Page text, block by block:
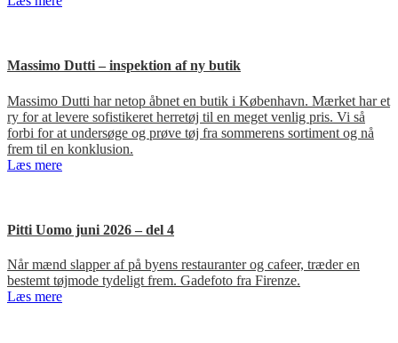
Massimo Dutti – inspektion af ny butik
Massimo Dutti har netop åbnet en butik i København. Mærket har et
ry for at levere sofistikeret herretøj til en meget venlig pris. Vi så
forbi for at undersøge og prøve tøj fra sommerens sortiment og nå
frem til en konklusion.
Læs mere
Pitti Uomo juni 2026 – del 4
Når mænd slapper af på byens restauranter og cafeer, træder en
bestemt tøjmode tydeligt frem. Gadefoto fra Firenze.
Læs mere